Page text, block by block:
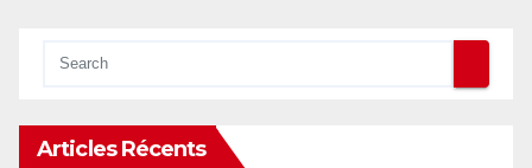
Articles Récents